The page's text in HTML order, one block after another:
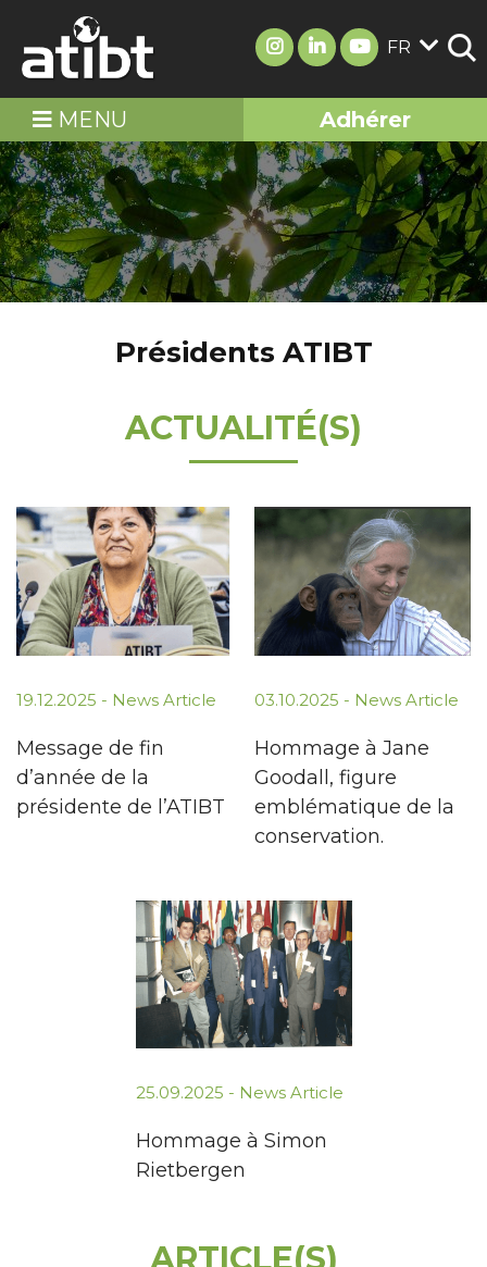
FR
MENU Adhérer
Présidents ATIBT
ACTUALITÉ(S)
19.12.2025 - News Article
Message de fin
d’année de la
présidente de l’ATIBT
03.10.2025 - News Article
Hommage à Jane
Goodall, figure
emblématique de la
conservation.
25.09.2025 - News Article
Hommage à Simon
Rietbergen